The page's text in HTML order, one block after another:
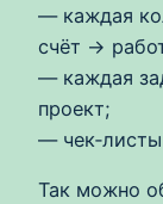
— каждая
счёт →
— каждая
проект;
—
Так можно